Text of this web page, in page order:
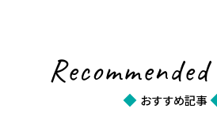
おすすめ記事
頂き有難うございました。 最初に